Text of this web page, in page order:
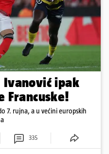
Ivanović ipak
Francuske!
7. rujna, a u većini europskih
335